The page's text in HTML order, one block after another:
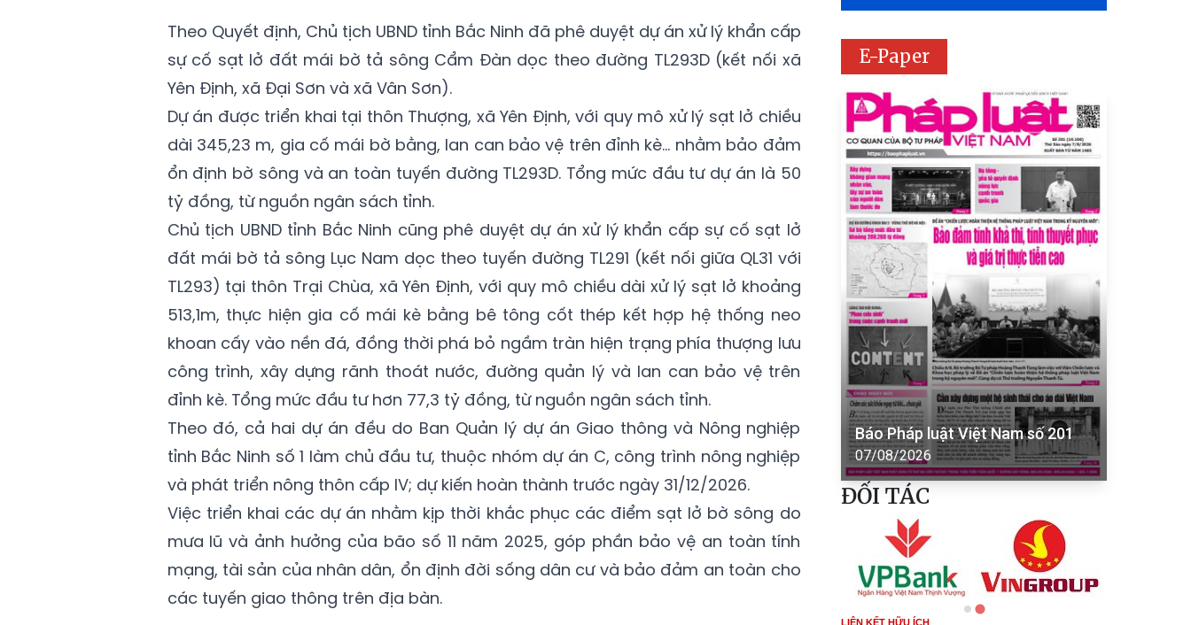
Theo Quyết định, Chủ tịch UBND tỉnh Bắc Ninh đã phê duyệt dự án xử lý khẩn cấp
sự cố sạt lở đất mái bờ tả sông Cẩm Đàn dọc theo đường TL293D (kết nối xã
Yên Định, xã Đại Sơn và xã Vân Sơn).
Dự án được triển khai tại thôn Thượng, xã Yên Định, với quy mô xử lý sạt lở chiều
dài 345,23 m, gia cố mái bờ bằng, lan can bảo vệ trên đỉnh kè… nhằm bảo đảm
ổn định bờ sông và an toàn tuyến đường TL293D. Tổng mức đầu tư dự án là 50
tỷ đồng, từ nguồn ngân sách tỉnh.
Chủ tịch UBND tỉnh Bắc Ninh cũng phê duyệt dự án xử lý khẩn cấp sự cố sạt lở
đất mái bờ tả sông Lục Nam dọc theo tuyến đường TL291 (kết nối giữa QL31 với
TL293) tại thôn Trại Chùa, xã Yên Định, với quy mô chiều dài xử lý sạt lở khoảng
513,1m, thực hiện gia cố mái kè bằng bê tông cốt thép kết hợp hệ thống neo
khoan cấy vào nền đá, đồng thời phá bỏ ngầm tràn hiện trạng phía thượng lưu
công trình, xây dựng rãnh thoát nước, đường quản lý và lan can bảo vệ trên
đỉnh kè. Tổng mức đầu tư hơn 77,3 tỷ đồng, từ nguồn ngân sách tỉnh.
Theo đó, cả hai dự án đều do Ban Quản lý dự án Giao thông và Nông nghiệp
tỉnh Bắc Ninh số 1 làm chủ đầu tư, thuộc nhóm dự án C, công trình nông nghiệp
và phát triển nông thôn cấp IV; dự kiến hoàn thành trước ngày 31/12/2026.
Việc triển khai các dự án nhằm kịp thời khắc phục các điểm sạt lở bờ sông do
mưa lũ và ảnh hưởng của bão số 11 năm 2025, góp phần bảo vệ an toàn tính
mạng, tài sản của nhân dân, ổn định đời sống dân cư và bảo đảm an toàn cho
các tuyến giao thông trên địa bàn.
E-Paper
Báo Pháp luật Việt Nam số 201
07/08/2026
ĐỐI TÁC
LIÊN KẾT HỮU ÍCH